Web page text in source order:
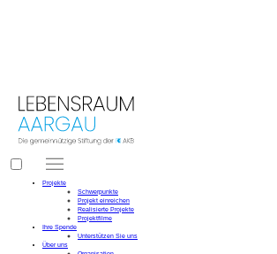
LEBENSRAUM
AARGAU
Projekte
Schwerpunkte
Projekt einreichen
Realisierte Projekte
Projektfilme
Ihre Spende
Unterstützen Sie uns
Über uns